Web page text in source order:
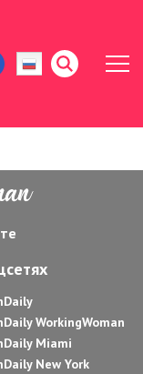
WorkingWoman
Miami
New York